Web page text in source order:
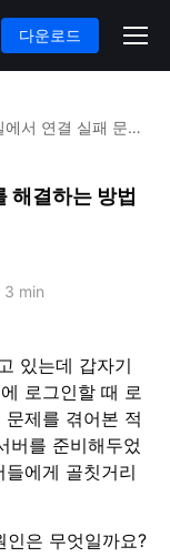
다운로드
러스트 모바일에서 연결 실패 문제를 해결하는 방법
해결하는 방법
3 min
있는데 갑자기
로그인할 때 로
제를 겪어본 적
버를 준비해두었
에게 골칫거리
은 무엇일까요?